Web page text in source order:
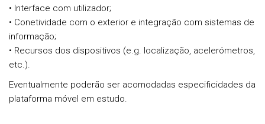
• Interface com utilizador;
• Conetividade com o exterior e integração com sistemas de
informação;
• Recursos dos dispositivos (e.g. localização, acelerómetros,
etc.).
Eventualmente poderão ser acomodadas especificidades da
plataforma móvel em estudo.